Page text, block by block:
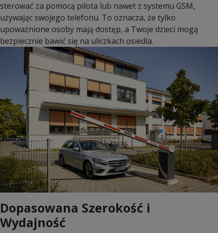
sterować za pomocą pilota lub nawet z systemu GSM,
używając swojego telefonu. To oznacza, że tylko
upoważnione osoby mają dostęp, a Twoje dzieci mogą
bezpiecznie bawić się na uliczkach osiedla.
Dopasowana Szerokość i
Wydajność